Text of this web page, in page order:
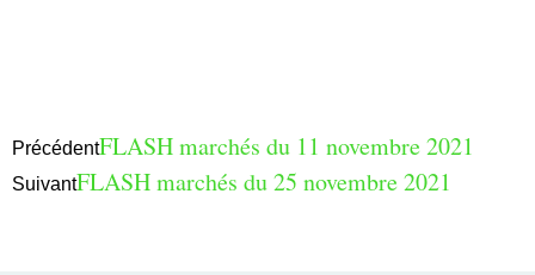
PrécédentFLASH marchés du 11 novembre 2021
SuivantFLASH marchés du 25 novembre 2021